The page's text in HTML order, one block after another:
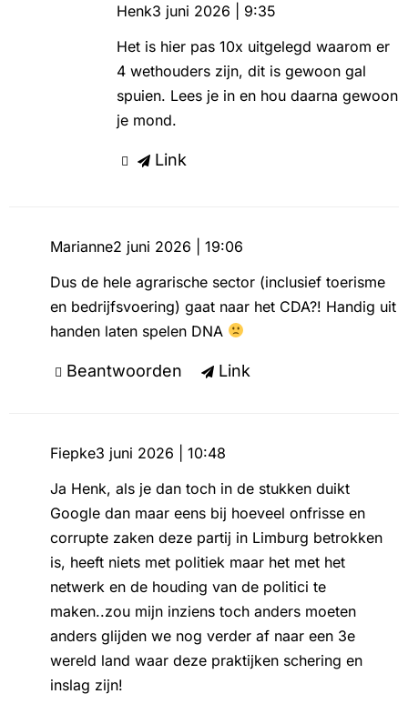
Henk3 juni 2026 | 9:35
Het is hier pas 10x uitgelegd waarom er
4 wethouders zijn, dit is gewoon gal
spuien. Lees je in en hou daarna gewoon
je mond.
Link
Marianne2 juni 2026 | 19:06
Dus de hele agrarische sector (inclusief toerisme
en bedrijfsvoering) gaat naar het CDA?! Handig uit
handen laten spelen DNA
Beantwoorden Link
Fiepke3 juni 2026 | 10:48
Ja Henk, als je dan toch in de stukken duikt
Google dan maar eens bij hoeveel onfrisse en
corrupte zaken deze partij in Limburg betrokken
is, heeft niets met politiek maar het met het
netwerk en de houding van de politici te
maken..zou mijn inziens toch anders moeten
anders glijden we nog verder af naar een 3e
wereld land waar deze praktijken schering en
inslag zijn!